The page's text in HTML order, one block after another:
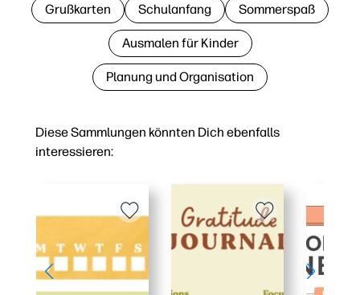
Diese Sammlungen könnten Dich ebenfalls
interessieren:
Grußkarten Schulanfang Sommerspaß
Ausmalen für Kinder
Planung und Organisation